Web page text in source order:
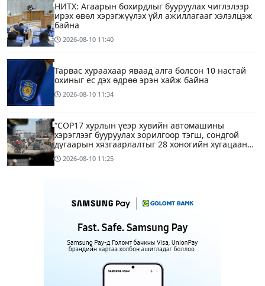
НИТХ: Агаарын бохирдлыг бууруулах чиглэлээр
ирэх өвөл хэрэгжүүлэх үйл ажиллагааг хэлэлцэж
байна
2026-08-10 11:40
Тарвас хураахаар яваад алга болсон 10 настай
охиныг ес дэх өдрөө эрэн хайж байна
2026-08-10 11:34
“COP17 хурлын үеэр хувийн автомашины
хэрэглээг бууруулах зорилгоор тэгш, сондгой
дугаарын хязгаарлалтыг 28 хоногийн хугацаанд
хийнэ“
2026-08-10 11:25
гэж байна гэдэг нь ташаа мэдээлэл, уучлал
хүссэн захидал ирээгүй
Энэ бямба гарагаас тэгш, сондгой дугаарын
1 цагийн өмнө